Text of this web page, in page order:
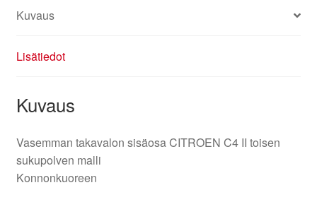
Kuvaus
Lisätiedot
Kuvaus
Vasemman takavalon sisäosa CITROEN C4 II toisen
sukupolven malli
Konnonkuoreen